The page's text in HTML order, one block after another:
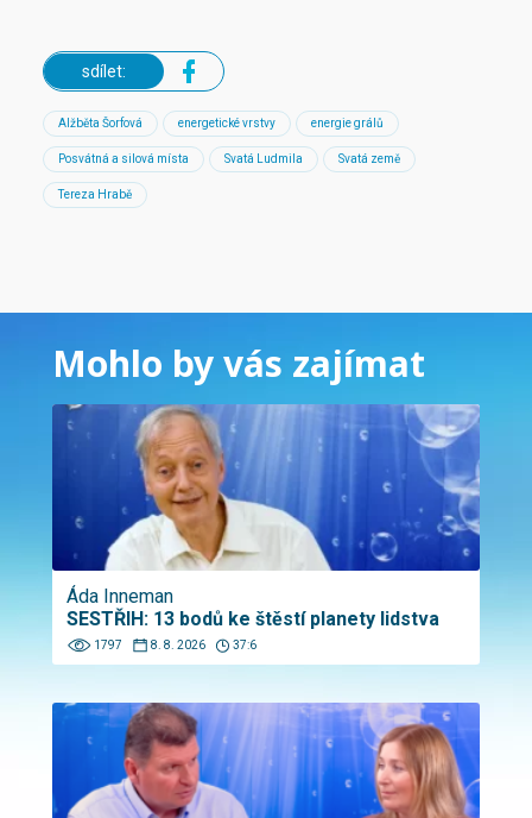
sdílet:
Alžběta Šorfová energetické vrstvy energie grálů
Posvátná a silová místa Svatá Ludmila Svatá země
Tereza Hrabě
Mohlo by vás zajímat
Áda Inneman
SESTŘIH: 13 bodů ke štěstí planety lidstva
1797 8. 8. 2026 37:6